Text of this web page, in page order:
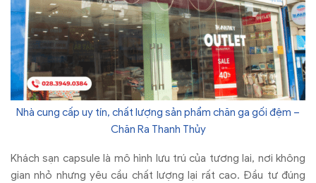
Nhà cung cấp uy tín, chất lượng sản phẩm chăn ga gối đệm –
Chăn Ra Thanh Thủy
Khách sạn capsule là mô hình lưu trú của tương lai, nơi không
gian nhỏ nhưng yêu cầu chất lượng lại rất cao. Đầu tư đúng